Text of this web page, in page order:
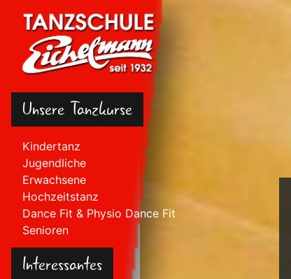
Unsere Tanzkurse
Kindertanz
Jugendliche
Erwachsene
Hochzeitstanz
Dance Fit & Physio Dance Fit
Senioren
Interessantes